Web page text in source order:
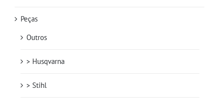
Peças
Outros
> Husqvarna
> Stihl